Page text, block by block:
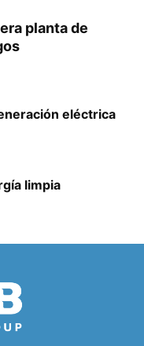
planta de
eléctrica
limpia